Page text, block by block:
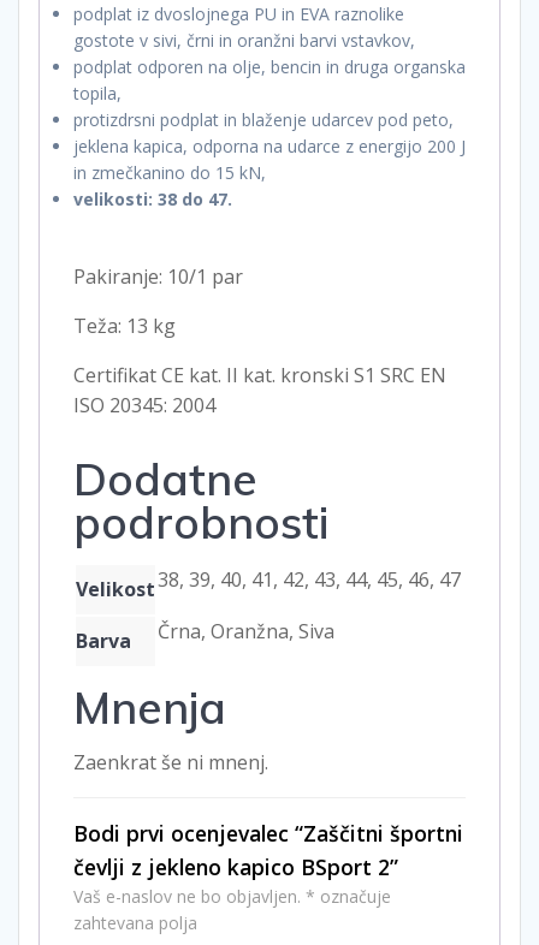
podplat iz dvoslojnega PU in EVA raznolike
gostote v sivi, črni in oranžni barvi vstavkov,
podplat odporen na olje, bencin in druga organska
topila,
protizdrsni podplat in blaženje udarcev pod peto,
jeklena kapica, odporna na udarce z energijo 200 J
in zmečkanino do 15 kN,
velikosti: 38 do 47.
Pakiranje: 10/1 par
Teža: 13 kg
Certifikat CE kat. II kat. kronski S1 SRC EN
ISO 20345: 2004
Dodatne
podrobnosti
Velikost38, 39, 40, 41, 42, 43, 44, 45, 46, 47
Barva Črna, Oranžna, Siva
Mnenja
Zaenkrat še ni mnenj.
Bodi prvi ocenjevalec “Zaščitni športni
čevlji z jekleno kapico BSport 2”
Vaš e-naslov ne bo objavljen. * označuje
zahtevana polja